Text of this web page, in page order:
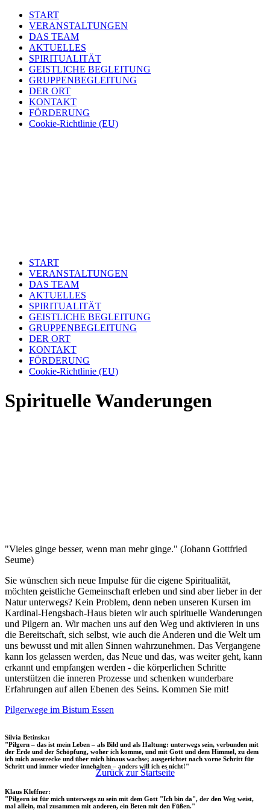
START
VERANSTALTUNGEN
DAS TEAM
AKTUELLES
SPIRITUALITÄT
GEISTLICHE BEGLEITUNG
GRUPPENBEGLEITUNG
DER ORT
KONTAKT
FÖRDERUNG
Cookie-Richtlinie (EU)
START
VERANSTALTUNGEN
DAS TEAM
AKTUELLES
SPIRITUALITÄT
GEISTLICHE BEGLEITUNG
GRUPPENBEGLEITUNG
DER ORT
KONTAKT
FÖRDERUNG
Cookie-Richtlinie (EU)
Spirituelle Wanderungen
"Vieles ginge besser, wenn man mehr ginge." (Johann Gottfried
Seume)
Sie wünschen sich neue Impulse für die eigene Spiritualität,
möchten geistliche Gemeinschaft erleben und sind aber lieber in der
Natur unterwegs? Kein Problem, denn neben unseren Kursen im
Kardinal-Hengsbach-Haus bieten wir auch spirituelle Wanderungen
und Pilgern an. Wir machen uns auf den Weg und aktivieren in uns
die Bereitschaft, sich selbst, wie auch die Anderen und die Welt um
uns bewusst und mit allen Sinnen wahrzunehmen. Das Vergangene
kann los gelassen werden, das Neue und das, was weiter geht, kann
erkannt und empfangen werden - die körperlichen Schritte
unterstützen die inneren Prozesse und schenken wunderbare
Erfahrungen auf allen Ebenen des Seins. Kommen Sie mit!
Pilgerwege im Bistum Essen
Silvia Betinska:
"Pilgern – das ist mein Leben – als Bild und als Haltung: unterwegs sein, verbunden mit
der Erde und der Schöpfung, woher ich komme, und mit Gott und dem Himmel, zu dem
ich mich ausstrecke und über mich hinaus wachse; ausgerichtet nach vorne Schritt für
Schritt und immer wieder innehalten – anders will ich es nicht!"
Klaus Kleffner:
"Pilgern ist für mich unterwegs zu sein mit dem Gott "Ich bin da", der den Weg weist,
mal allein, mal zusammen mit anderen, ein Beten mit den Füßen."
Zurück zur Startseite